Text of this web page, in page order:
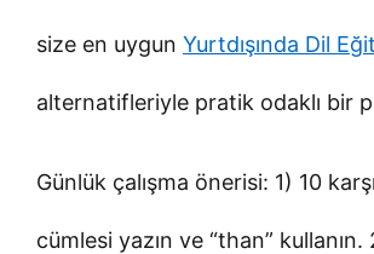
size en uygun Yurtdışında Dil
alternatifleriyle pratik odaklı bir
Günlük çalışma önerisi: 1) 10
cümlesi yazın ve “than” kullanın.